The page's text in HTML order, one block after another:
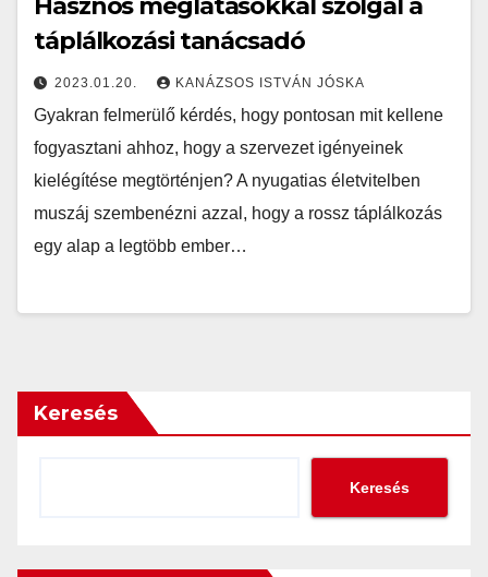
Hasznos meglátásokkal szolgál a
táplálkozási tanácsadó
2023.01.20. KANÁZSOS ISTVÁN JÓSKA
Gyakran felmerülő kérdés, hogy pontosan mit kellene
fogyasztani ahhoz, hogy a szervezet igényeinek
kielégítése megtörténjen? A nyugatias életvitelben
muszáj szembenézni azzal, hogy a rossz táplálkozás
egy alap a legtöbb ember…
Keresés
Keresés